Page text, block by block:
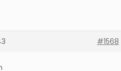
#1568